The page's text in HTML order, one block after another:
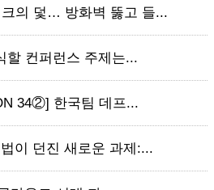
의 덫… 방화벽 뚫고 들...
할 컨퍼런스 주제는...
34②] 한국팀 데프...
이 던진 새로운 과제:...